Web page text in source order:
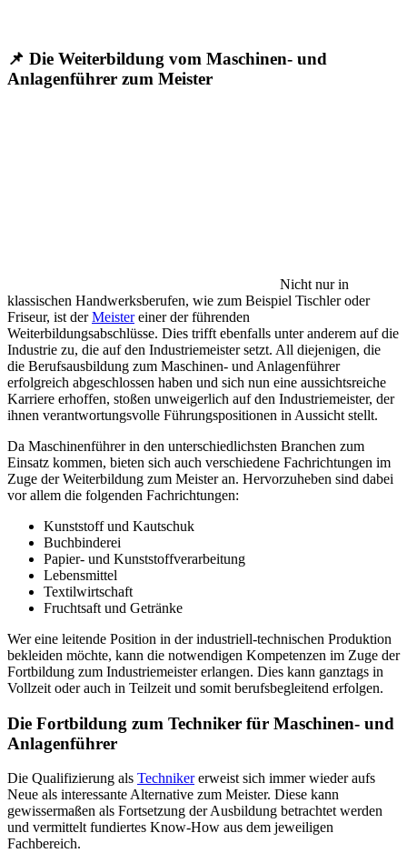
📌 Die Weiterbildung vom Maschinen- und
Anlagenführer zum Meister
Nicht nur in
klassischen Handwerksberufen, wie zum Beispiel Tischler oder
Friseur, ist derMeistereiner der führenden
Weiterbildungsabschlüsse. Dies trifft ebenfalls unter anderem auf die
Industrie zu, die auf den Industriemeister setzt. All diejenigen, die
die Berufsausbildung zum Maschinen- und Anlagenführer
erfolgreich abgeschlossen haben und sich nun eine aussichtsreiche
Karriere erhoffen, stoßen unweigerlich auf den Industriemeister, der
ihnen verantwortungsvolle Führungspositionen in Aussicht stellt.
Da Maschinenführer in den unterschiedlichsten Branchen zum
Einsatz kommen, bieten sich auch verschiedene Fachrichtungen im
Zuge der Weiterbildung zum Meister an. Hervorzuheben sind dabei
vor allem die folgenden Fachrichtungen:
Kunststoff und Kautschuk
Buchbinderei
Papier- und Kunststoffverarbeitung
Lebensmittel
Textilwirtschaft
Fruchtsaft und Getränke
Wer eine leitende Position in der industriell-technischen Produktion
bekleiden möchte, kann die notwendigen Kompetenzen im Zuge der
Fortbildung zum Industriemeister erlangen. Dies kann ganztags in
Vollzeit oder auch in Teilzeit und somit berufsbegleitend erfolgen.
Die Fortbildung zum Techniker für Maschinen- und
Anlagenführer
Die Qualifizierung als Technikererweist sich immer wieder aufs
Neue als interessante Alternative zum Meister. Diese kann
gewissermaßen als Fortsetzung der Ausbildung betrachtet werden
und vermittelt fundiertes Know-How aus dem jeweiligen
Fachbereich.